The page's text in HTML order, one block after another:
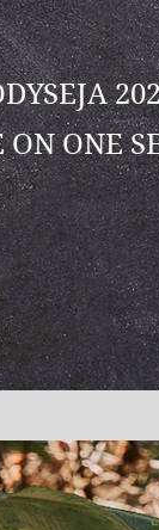
ON ONE